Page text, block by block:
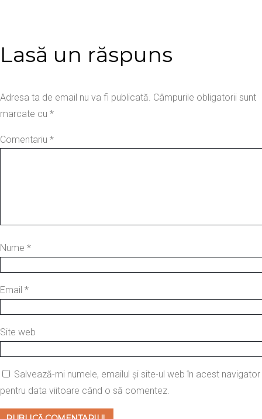
Lasă un răspuns
Adresa ta de email nu va fi publicată. Câmpurile obligatorii sunt
marcate cu *
Comentariu *
Nume *
Email *
Site web
Salvează-mi numele, emailul și site-ul web în acest navigator
pentru data viitoare când o să comentez.